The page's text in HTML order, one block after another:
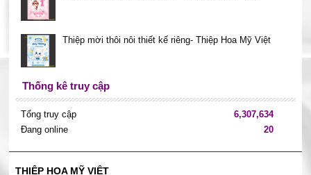
Thiệp mời thôi nôi thiết kế riêng- Thiệp Hoa Mỹ Việt
Thống kê truy cập
Tổng truy cập
6,307,634
Đang online
20
THIỆP HOA MỸ VIỆT